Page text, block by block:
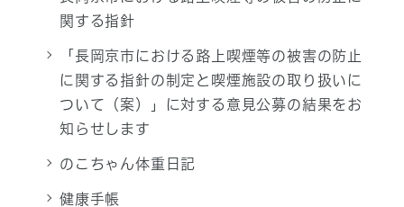
関する指針
「長岡京市における路上喫煙等の被害の防止
に関する指針の制定と喫煙施設の取り扱いに
ついて（案）」に対する意見公募の結果をお
知らせします
のこちゃん体重日記
健康手帳